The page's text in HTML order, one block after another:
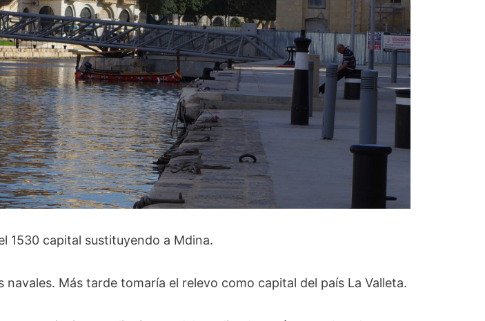
1530 capital sustituyendo a Mdina.
Más tarde tomaría el relevo como capital del país La Valleta.